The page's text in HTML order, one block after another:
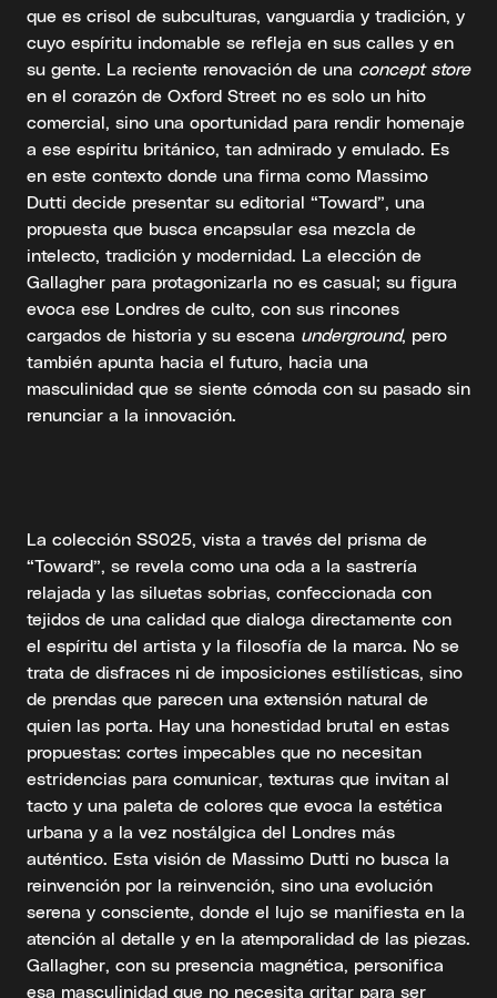
que es crisol de subculturas, vanguardia y tradición, y
cuyo espíritu indomable se refleja en sus calles y en
su gente. La reciente renovación de una concept store
en el corazón de Oxford Street no es solo un hito
comercial, sino una oportunidad para rendir homenaje
a ese espíritu británico, tan admirado y emulado. Es
en este contexto donde una firma como Massimo
Dutti decide presentar su editorial “Toward”, una
propuesta que busca encapsular esa mezcla de
intelecto, tradición y modernidad. La elección de
Gallagher para protagonizarla no es casual; su figura
evoca ese Londres de culto, con sus rincones
cargados de historia y su escena underground, pero
también apunta hacia el futuro, hacia una
masculinidad que se siente cómoda con su pasado sin
renunciar a la innovación.
La colección SS025, vista a través del prisma de
“Toward”, se revela como una oda a la sastrería
relajada y las siluetas sobrias, confeccionada con
tejidos de una calidad que dialoga directamente con
el espíritu del artista y la filosofía de la marca. No se
trata de disfraces ni de imposiciones estilísticas, sino
de prendas que parecen una extensión natural de
quien las porta. Hay una honestidad brutal en estas
propuestas: cortes impecables que no necesitan
estridencias para comunicar, texturas que invitan al
tacto y una paleta de colores que evoca la estética
urbana y a la vez nostálgica del Londres más
auténtico. Esta visión de Massimo Dutti no busca la
reinvención por la reinvención, sino una evolución
serena y consciente, donde el lujo se manifiesta en la
atención al detalle y en la atemporalidad de las piezas.
Gallagher, con su presencia magnética, personifica
esa masculinidad que no necesita gritar para ser